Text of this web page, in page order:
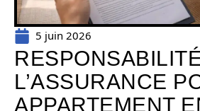
5 juin 2026
L’ASSURANCE
APPARTEMENT